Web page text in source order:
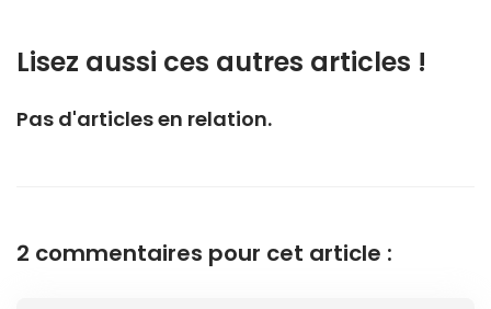
Lisez aussi ces autres articles !
Pas d'articles en relation.
2 commentaires pour cet article :